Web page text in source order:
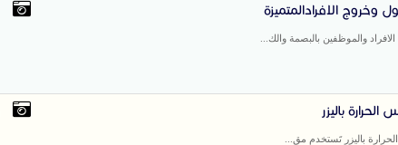
وخروج الافرادالمتميزة
والموظفين بالبصمة والك...
باليزر
باليزر تَستخدم مق...